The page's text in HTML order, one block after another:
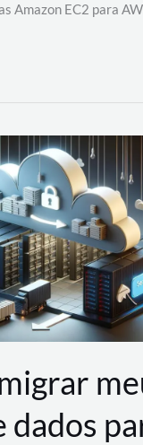
Amazon EC2 para
dados